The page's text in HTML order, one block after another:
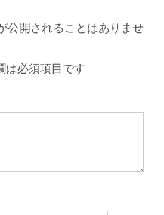
公開されることはありませ
必須項目です